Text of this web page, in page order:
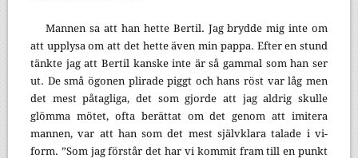
Mannen sa att han hette Bertil. Jag brydde mig inte om
att upplysa om att det hette även min pappa. Efter en stund
tänkte jag att Bertil kanske inte är så gammal som han ser
ut. De små ögonen plirade piggt och hans röst var låg men
det mest påtagliga, det som gjorde att jag aldrig skulle
glömma mötet, ofta berättat om det genom att imitera
mannen, var att han som det mest självklara talade i vi-
form. ”Som jag förstår det har vi kommit fram till en punkt